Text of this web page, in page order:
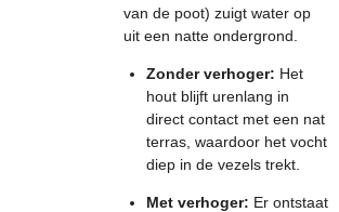
van de poot) zuigt water op
uit een natte ondergrond.
Zonder verhoger: Het
hout blijft urenlang in
direct contact met een nat
terras, waardoor het vocht
diep in de vezels trekt.
Met verhoger: Er ontstaat